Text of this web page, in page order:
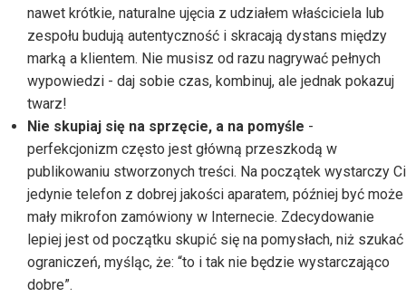
nawet krótkie, naturalne ujęcia z udziałem właściciela lub
zespołu budują autentyczność i skracają dystans między
marką a klientem. Nie musisz od razu nagrywać pełnych
wypowiedzi - daj sobie czas, kombinuj, ale jednak pokazuj
twarz!
Nie skupiaj się na sprzęcie, a na pomyśle -
perfekcjonizm często jest główną przeszkodą w
publikowaniu stworzonych treści. Na początek wystarczy Ci
jedynie telefon z dobrej jakości aparatem, później być może
mały mikrofon zamówiony w Internecie. Zdecydowanie
lepiej jest od początku skupić się na pomysłach, niż szukać
ograniczeń, myśląc, że: “to i tak nie będzie wystarczająco
dobre”.